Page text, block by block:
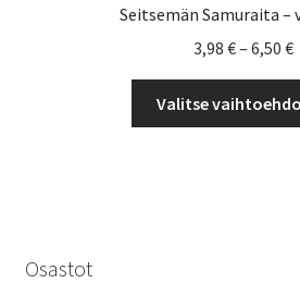
Seitsemän Samuraita –
3,98 €– 6,50 €
-
Valitse
Osastot